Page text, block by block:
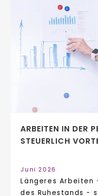
ARBEITEN IN DER
STEUERLICH
Juni 2026
Längeres Arbeiten
des Ruhestands -